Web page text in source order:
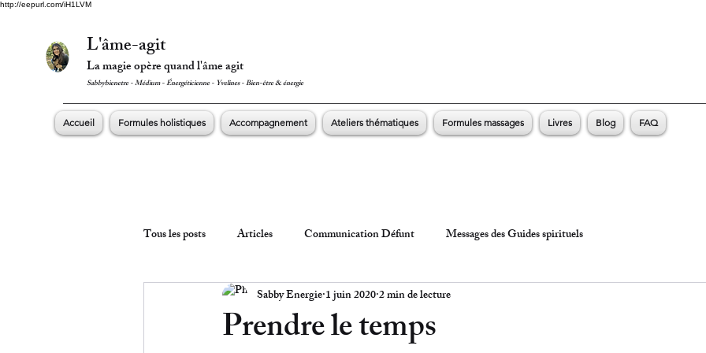
http://eepurl.com/iH1LVM
L'âme-agit
La magie opère quand l'âme agit
Sabbybienetre - Médium - Énergéticienne - Yvelines - Bien-être & énergie
Accueil Formules holistiques Accompagnement Ateliers thématiques Formules massages Livres Blog FAQ
Tous les posts Articles Communication Défunt Messages des Guides spirituels
Prendre le temps
Sabby Energie 1 juin 20202 min de lecture